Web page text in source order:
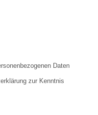
zur Kenntnis